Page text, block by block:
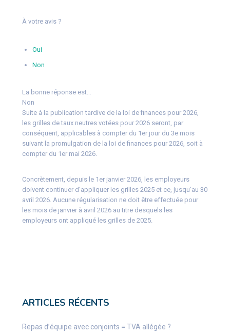
À votre avis ?
Oui
Non
La bonne réponse est…
Non
Suite à la publication tardive de la loi de finances pour 2026,
les grilles de taux neutres votées pour 2026 seront, par
conséquent, applicables à compter du 1er jour du 3e mois
suivant la promulgation de la loi de finances pour 2026, soit à
compter du 1er mai 2026.
Concrètement, depuis le 1er janvier 2026, les employeurs
doivent continuer d’appliquer les grilles 2025 et ce, jusqu’au 30
avril 2026. Aucune régularisation ne doit être effectuée pour
les mois de janvier à avril 2026 au titre desquels les
employeurs ont appliqué les grilles de 2025.
ARTICLES RÉCENTS
Repas d’équipe avec conjoints = TVA allégée ?